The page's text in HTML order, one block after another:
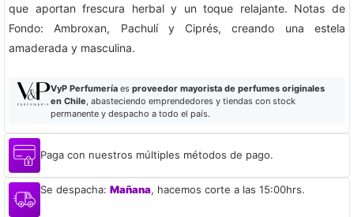
que aportan frescura herbal y un toque relajante. Notas de
Fondo: Ambroxan, Pachulí y Ciprés, creando una estela
amaderada y masculina.
VyP Perfumeríaes proveedor mayorista de perfumes originales
en Chile, abasteciendo emprendedores y tiendas con stock
permanente y despacho a todo el país.
Paga con nuestros múltiples métodos de pago.
Se despacha: Mañana, hacemos corte a las 15:00hrs.